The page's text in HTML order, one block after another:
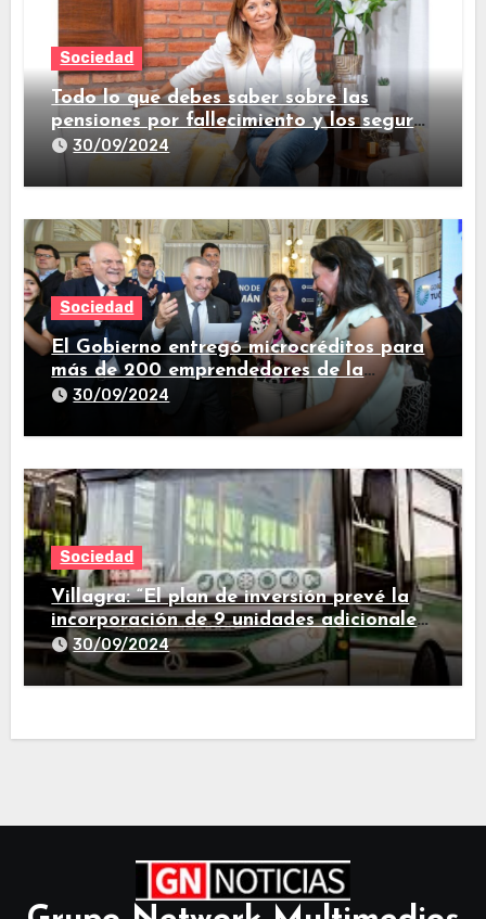
Sociedad
Todo lo que debes saber sobre las
pensiones por fallecimiento y los seguros
de vida
30/09/2024
Sociedad
El Gobierno entregó microcréditos para
más de 200 emprendedores de la
provincia
30/09/2024
Sociedad
Villagra: “El plan de inversión prevé la
incorporación de 9 unidades adicionales
para 2025″
30/09/2024